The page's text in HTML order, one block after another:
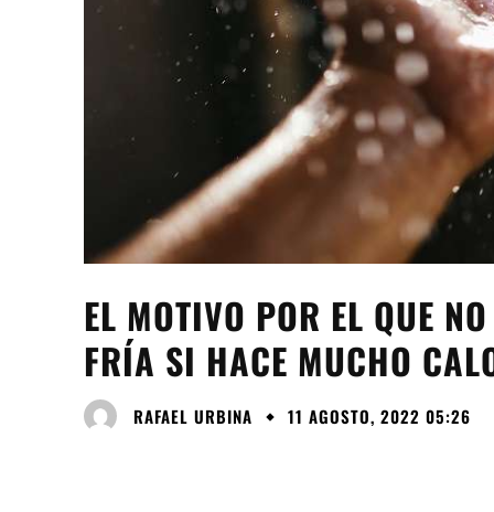
EL MOTIVO POR EL QUE
FRÍA SI HACE MUCHO
RAFAEL URBINA 11 AGOSTO, 2022 05:26